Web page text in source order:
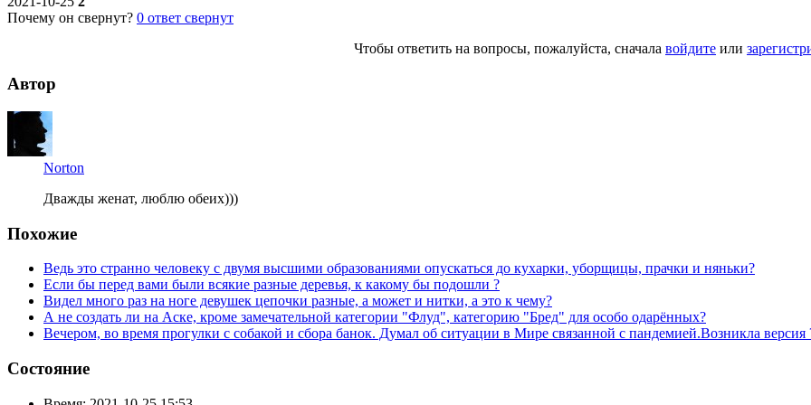
Почему он свернут? 0 ответ свернут
Чтобы ответить на вопросы, пожалуйста, сначала войдите или
Автор
Norton
Дважды женат, люблю обеих)))
Похожие
Ведь это странно человеку с двумя высшими образованиями опускаться до кухарки, уборщицы, прачки и няньки?
Если бы перед вами были всякие разные деревья, к какому бы подошли ?
Видел много раз на ноге девушек цепочки разные, а может и нитки, а это к чему?
А не создать ли на Аске, кроме замечательной категории "Флуд", категорию "Бред" для особо одарённых?
Вечером, во время прогулки с собакой и сбора банок. Думал об ситуации в Мире связанной с пандемией.Возникла версия
Состояние